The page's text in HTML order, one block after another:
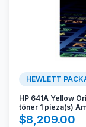
HEWLETT
HP 641A Yellow
tóner 1 pieza(s)
$8,209.00